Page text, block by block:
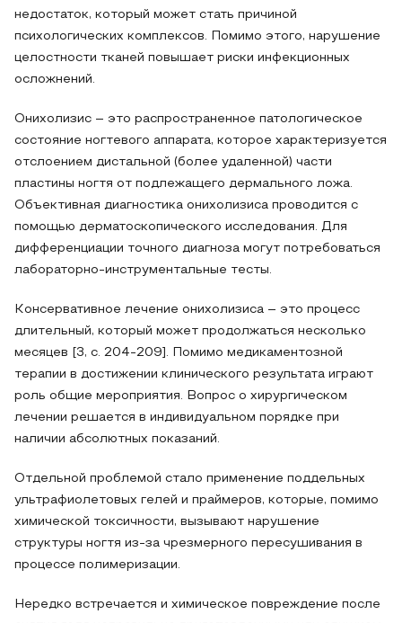
недостаток, который может стать причиной
психологических комплексов. Помимо этого, нарушение
целостности тканей повышает риски инфекционных
осложнений.
Онихолизис – это распространенное патологическое
состояние ногтевого аппарата, которое характеризуется
отслоением дистальной (более удаленной) части
пластины ногтя от подлежащего дермального ложа.
Объективная диагностика онихолизиса проводится с
помощью дерматоскопического исследования. Для
дифференциации точного диагноза могут потребоваться
лабораторно-инструментальные тесты.
Консервативное лечение онихолизиса – это процесс
длительный, который может продолжаться несколько
месяцев [3, с. 204-209]. Помимо медикаментозной
терапии в достижении клинического результата играют
роль общие мероприятия. Вопрос о хирургическом
лечении решается в индивидуальном порядке при
наличии абсолютных показаний.
Отдельной проблемой стало применение поддельных
ультрафиолетовых гелей и праймеров, которые, помимо
химической токсичности, вызывают нарушение
структуры ногтя из‑за чрезмерного пересушивания в
процессе полимеризации.
Нередко встречается и химическое повреждение после